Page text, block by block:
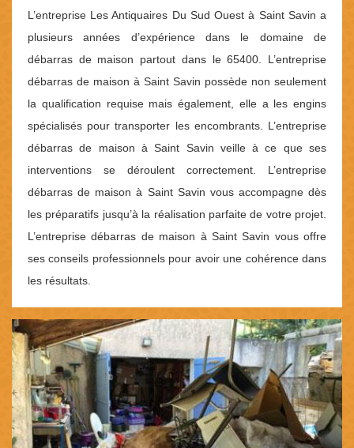
L’entreprise Les Antiquaires Du Sud Ouest à Saint Savin a
plusieurs années d’expérience dans le domaine de
débarras de maison partout dans le 65400. L’entreprise
débarras de maison à Saint Savin possède non seulement
la qualification requise mais également, elle a les engins
spécialisés pour transporter les encombrants. L’entreprise
débarras de maison à Saint Savin veille à ce que ses
interventions se déroulent correctement. L’entreprise
débarras de maison à Saint Savin vous accompagne dès
les préparatifs jusqu’à la réalisation parfaite de votre projet.
L’entreprise débarras de maison à Saint Savin vous offre
ses conseils professionnels pour avoir une cohérence dans
les résultats.